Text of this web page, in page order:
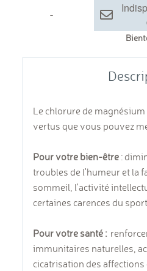
-
Le chlorure de
vertus que vous pouvez
Pour votre bien-être :
troubles de l'humeur et la
sommeil, l'activité
certaines carences du
Pour votre santé :
immunitaires naturelles,
cicatrisation des